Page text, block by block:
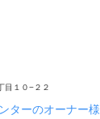
目１０−２２
ターのオーナー様